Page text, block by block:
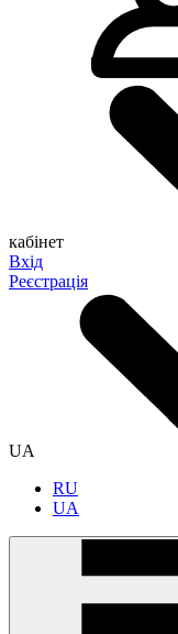
кабінет
Вхід
Реєстрація
UA
RU
UA